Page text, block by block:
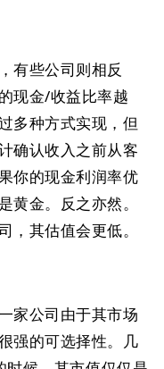
有些公司则相反
现金/收益比率越
多种方式实现，但
确认收入之前从客
你的现金利润率优
黄金。反之亦然。
，其估值会更低。
家公司由于其市场
强的可选择性。几